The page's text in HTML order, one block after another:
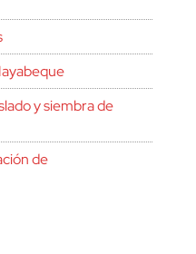
y siembra de
de